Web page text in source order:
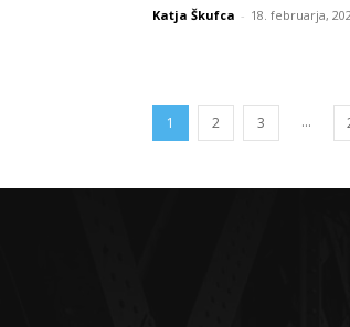
Katja Škufca - 18. februarja,
1 2 3 ...